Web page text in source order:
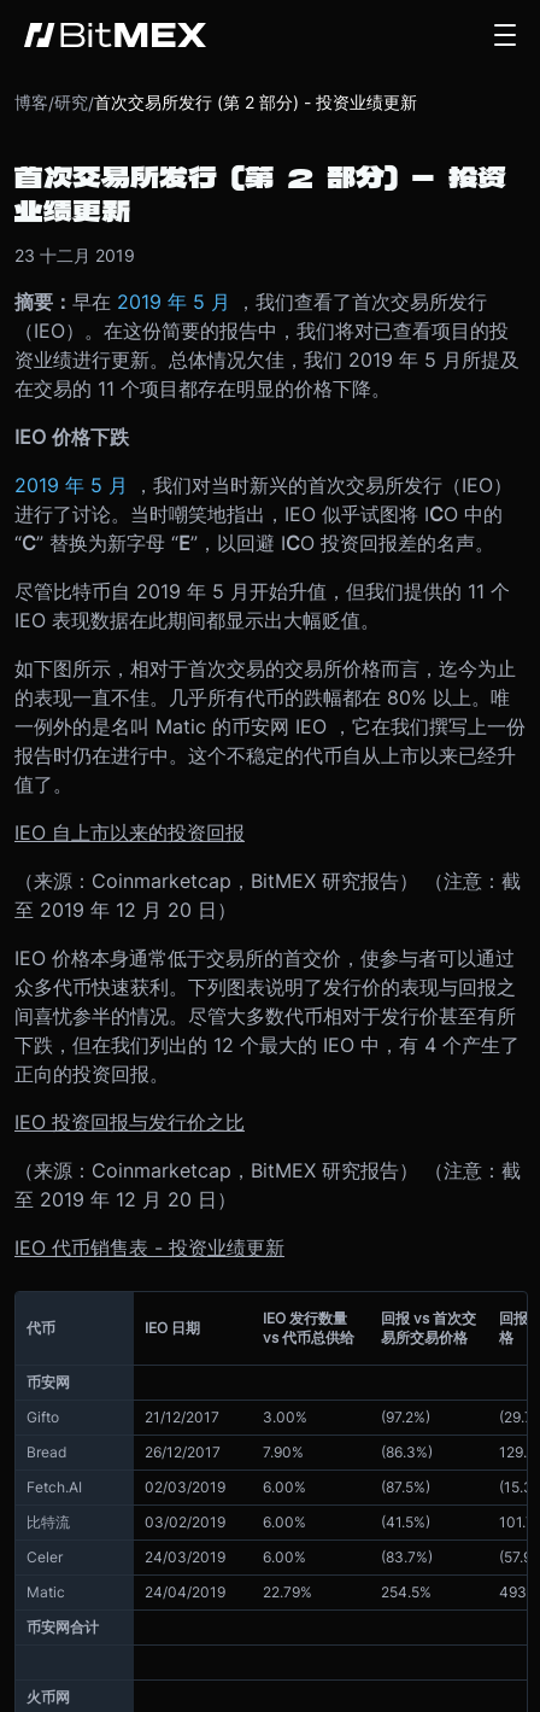
博客/研究/首次交易所发行 (第 2 部分) - 投资业绩更新
首次交易所发行 (第 2 部分) - 投资
业绩更新
23 十二月 2019
摘要： 早在 2019 年 5 月
，我们查看了首次交易所发行
（IEO）。在这份简要的报告中，我们将对已查看项目的投
资业绩进行更新。总体情况欠佳，我们 2019 年 5 月所提及
在交易的 11 个项目都存在明显的价格下降。
IEO 价格下跌
2019 年 5 月
，我们对当时新兴的首次交易所发行（IEO）
进行了讨论。当时嘲笑地指出，IEO 似乎试图将 ICO 中的
“C” 替换为新字母 “E”，以回避 ICO 投资回报差的名声。
尽管比特币自 2019 年 5 月开始升值，但我们提供的 11 个
IEO 表现数据在此期间都显示出大幅贬值。
如下图所示，相对于首次交易的交易所价格而言，迄今为止
的表现一直不佳。几乎所有代币的跌幅都在 80% 以上。唯
一例外的是名叫 Matic 的币安网 IEO ，它在我们撰写上一份
报告时仍在进行中。这个不稳定的代币自从上市以来已经升
值了。
IEO 自上市以来的投资回报
（来源：Coinmarketcap，BitMEX 研究报告）
（注意：截
至 2019 年 12 月 20 日）
IEO 价格本身通常低于交易所的首交价，使参与者可以通过
众多代币快速获利。下列图表说明了发行价的表现与回报之
间喜忧参半的情况。尽管大多数代币相对于发行价甚至有所
下跌，但在我们列出的 12 个最大的 IEO 中，有 4 个产生了
正向的投资回报。
IEO 投资回报与发行价之比
（来源：Coinmarketcap，BitMEX 研究报告）
（注意：截
至 2019 年 12 月 20 日）
IEO 代币销售表 - 投资业绩更新
代币 IEO 日期
IEO 发行数量
vs 代币总供给
回报 vs 首次交
易所交易价格
回报
格
币安网
Gifto
21/12/2017 3.00% (97.2%)
Bread
26/12/2017 7.90% (86.3%)
Fetch.AI
02/03/2019 6.00% (87.5%)
比特流
03/02/2019 6.00% (41.5%)
Celer
24/03/2019 6.00% (83.7%)
Matic
24/04/2019 22.79% 254.5%
币安网合计
火币网